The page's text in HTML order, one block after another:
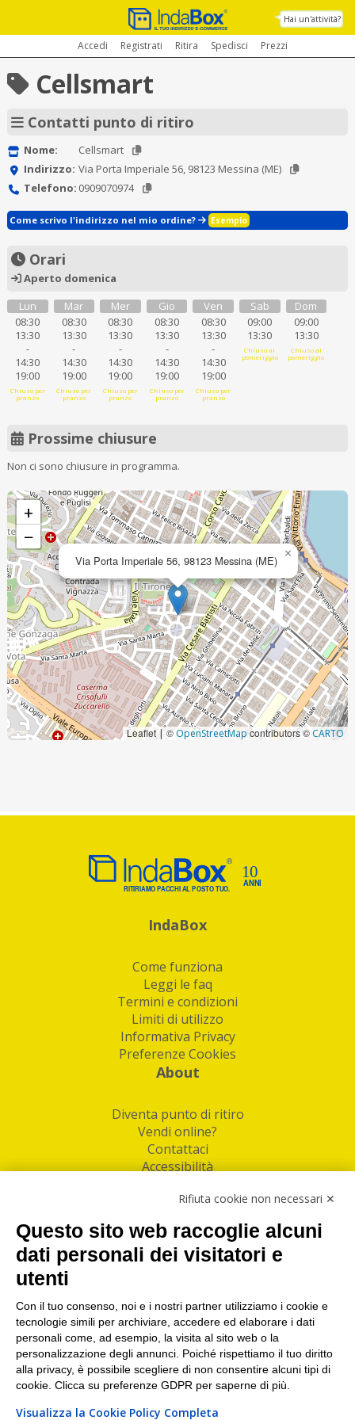
Hai un'attività?
Accedi Registrati Ritira Spedisci Prezzi
Cellsmart
Contatti punto di ritiro
Nome:
Cellsmart
Indirizzo: Via Porta Imperiale 56, 98123 Messina (ME)
Telefono: 0909070974
Come scrivo l'indirizzo nel mio ordine? Esempio
Orari
Aperto domenica
Lun
08:30
13:30
-
14:30
19:00
Chiuso per
pranzo
Mar
08:30
13:30
-
14:30
19:00
Chiuso per
pranzo
Mer
08:30
13:30
-
14:30
19:00
Chiuso per
pranzo
Gio
08:30
13:30
-
14:30
19:00
Chiuso per
pranzo
Ven
08:30
13:30
-
14:30
19:00
Chiuso per
pranzo
Sab
09:00
13:30
Chiuso al
pomeriggio
Dom
09:00
13:30
Chiuso al
pomeriggio
Prossime chiusure
Non ci sono chiusure in programma.
Via Porta Imperiale 56, 98123 Messina (ME) ×
+
−
Leaflet|© OpenStreetMapcontributors ©CARTO
IndaBox
Come funziona
Leggi le faq
Termini e condizioni
Limiti di utilizzo
Informativa Privacy
Preferenze Cookies
About
Diventa punto di ritiro
Vendi online?
Contattaci
Accessibilità
Facebook
Linkedin
I nostri punti di ritiro e spedizione pacchi nelle
maggiori città italiane
Torino|Milano|Roma|Bologna|Firenze| Genova
Napoli|Varese
Rifiuta cookie non necessari ✕
Questo sito web raccoglie alcuni
dati personali dei visitatori e
utenti
Con il tuo consenso, noi e i nostri partner utilizziamo i cookie e
tecnologie simili per archiviare, accedere ed elaborare i dati
personali come, ad esempio, la visita al sito web o la
personalizzazione degli annunci. Poiché rispettiamo il tuo diritto
alla privacy, è possibile scegliere di non consentire alcuni tipi di
cookie. Clicca su preferenze GDPR per saperne di più.
Visualizza la Cookie Policy Completa